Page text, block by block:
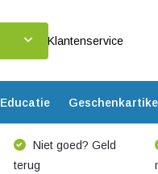
Klantenservice
Educatie
Niet goed? Geld
terug